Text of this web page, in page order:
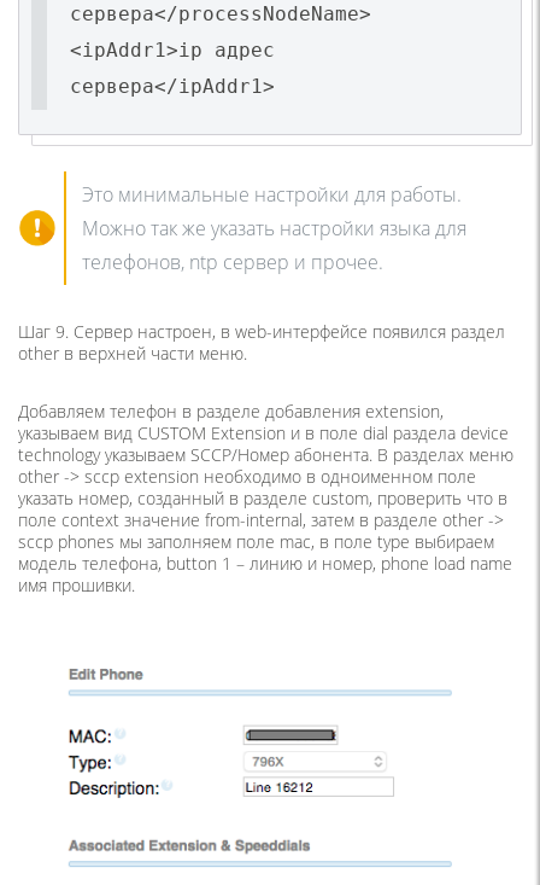
сервера</processNodeName>
<ipAddr1>ip адрес
сервера</ipAddr1>
Это минимальные настройки для работы.
Можно так же указать настройки языка для
телефонов, ntp сервер и прочее.
Шаг 9. Сервер настроен, в web-интерфейсе появился раздел
other в верхней части меню.
Добавляем телефон в разделе добавления extension,
указываем вид CUSTOM Extension и в поле dial раздела device
technology указываем SCCP/Номер абонента. В разделах меню
other -> sccp extension необходимо в одноименном поле
указать номер, созданный в разделе custom, проверить что в
поле context значение from-internal, затем в разделе other ->
sccp phones мы заполняем поле mac, в поле type выбираем
модель телефона, button 1 – линию и номер, phone load name
имя прошивки.